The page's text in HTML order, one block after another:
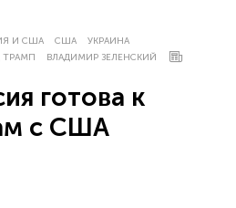
И США США
УКРАИНА
ТРАМП ВЛАДИМИР ЗЕЛЕНСКИЙ
готова к
с США